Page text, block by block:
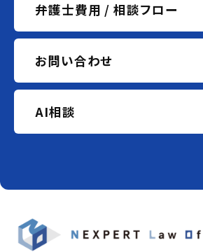
弁護士費用 / 相談フロー
お問い合わせ
AI相談